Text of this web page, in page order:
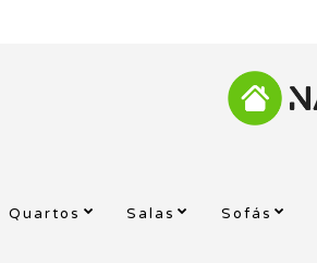
Quartos Salas Sofás